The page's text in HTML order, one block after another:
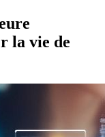
la vie de